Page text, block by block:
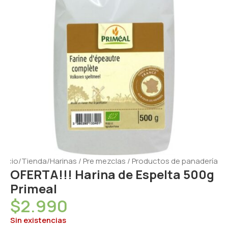
/Tienda/Harinas / Pre mezclas / Productos de panadería
OFERTA!!! Harina de Espelta 500g
Primeal
$2.990
Sin existencias